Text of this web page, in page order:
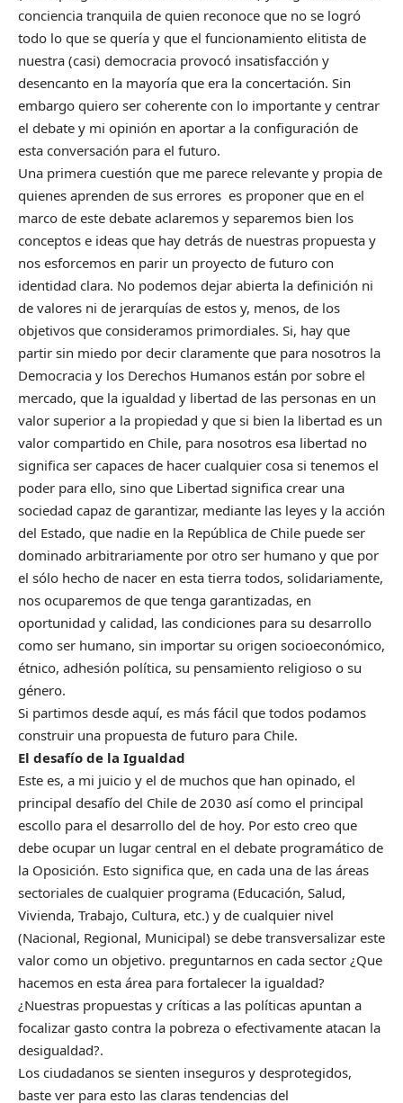
conciencia tranquila de quien reconoce que no se logró
todo lo que se quería y que el funcionamiento elitista de
nuestra (casi) democracia provocó insatisfacción y
desencanto en la mayoría que era la concertación. Sin
embargo quiero ser coherente con lo importante y centrar
el debate y mi opinión en aportar a la configuración de
esta conversación para el futuro.
Una primera cuestión que me parece relevante y propia de
quienes aprenden de sus errores es proponer que en el
marco de este debate aclaremos y separemos bien los
conceptos e ideas que hay detrás de nuestras propuesta y
nos esforcemos en parir un proyecto de futuro con
identidad clara. No podemos dejar abierta la definición ni
de valores ni de jerarquías de estos y, menos, de los
objetivos que consideramos primordiales. Si, hay que
partir sin miedo por decir claramente que para nosotros la
Democracia y los Derechos Humanos están por sobre el
mercado, que la igualdad y libertad de las personas en un
valor superior a la propiedad y que si bien la libertad es un
valor compartido en Chile, para nosotros esa libertad no
significa ser capaces de hacer cualquier cosa si tenemos el
poder para ello, sino que Libertad significa crear una
sociedad capaz de garantizar, mediante las leyes y la acción
del Estado, que nadie en la República de Chile puede ser
dominado arbitrariamente por otro ser humano y que por
el sólo hecho de nacer en esta tierra todos, solidariamente,
nos ocuparemos de que tenga garantizadas, en
oportunidad y calidad, las condiciones para su desarrollo
como ser humano, sin importar su origen socioeconómico,
étnico, adhesión política, su pensamiento religioso o su
género.
Si partimos desde aquí, es más fácil que todos podamos
construir una propuesta de futuro para Chile.
El desafío de la Igualdad
Este es, a mi juicio y el de muchos que han opinado, el
principal desafío del Chile de 2030 así como el principal
escollo para el desarrollo del de hoy. Por esto creo que
debe ocupar un lugar central en el debate programático de
la Oposición. Esto significa que, en cada una de las áreas
sectoriales de cualquier programa (Educación, Salud,
Vivienda, Trabajo, Cultura, etc.) y de cualquier nivel
(Nacional, Regional, Municipal) se debe transversalizar este
valor como un objetivo. preguntarnos en cada sector ¿Que
hacemos en esta área para fortalecer la igualdad?
¿Nuestras propuestas y críticas a las políticas apuntan a
focalizar gasto contra la pobreza o efectivamente atacan la
desigualdad?.
Los ciudadanos se sienten inseguros y desprotegidos,
baste ver para esto las claras tendencias del